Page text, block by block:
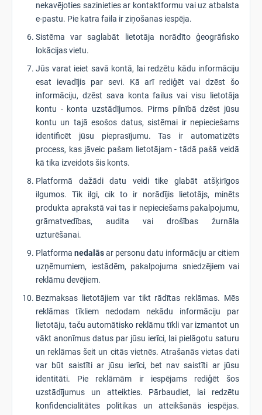
nekavējoties sazinieties ar kontaktformu vai uz atbalsta
e-pastu. Pie katra faila ir ziņošanas iespēja.
Sistēma var saglabāt lietotāja norādīto ģeogrāfisko
lokācijas vietu.
Jūs varat ieiet savā kontā, lai redzētu kādu informāciju
esat ievadījis par sevi. Kā arī rediģēt vai dzēst šo
informāciju, dzēst sava konta failus vai visu lietotāja
kontu - konta uzstādījumos. Pirms pilnībā dzēst jūsu
kontu un tajā esošos datus, sistēmai ir nepieciešams
identificēt jūsu pieprasījumu. Tas ir automatizēts
process, kas jāveic pašam lietotājam - tādā pašā veidā
kā tika izveidots šis konts.
Platformā dažādi datu veidi tike glabāt atšķirīgos
ilgumos. Tik ilgi, cik to ir norādījis lietotājs, minēts
produkta aprakstā vai tas ir nepieciešams pakalpojumu,
grāmatvedības, audita vai drošības žurnāla
uzturēšanai.
Platforma nedalāsar personu datu informāciju ar citiem
uzņēmumiem, iestādēm, pakalpojuma sniedzējiem vai
reklāmu devējiem.
Bezmaksas lietotājiem var tikt rādītas reklāmas. Mēs
reklāmas tīkliem nedodam nekādu informāciju par
lietotāju, taču automātisko reklāmu tīkli var izmantot un
vākt anonīmus datus par jūsu ierīci, lai pielāgotu saturu
un reklāmas šeit un citās vietnēs. Atrašanās vietas dati
var būt saistīti ar jūsu ierīci, bet nav saistīti ar jūsu
identitāti. Pie reklāmām ir iespējams rediģēt šos
uzstādījumus un atteikties. Pārbaudiet, lai redzētu
konfidencialitātes politikas un atteikšanās iespējas.